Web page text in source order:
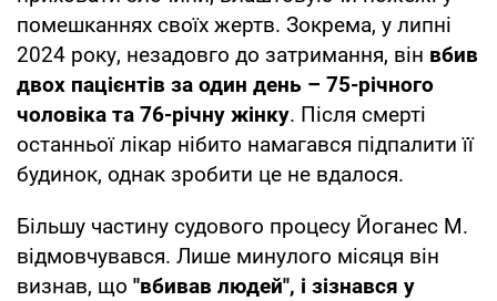
помешканнях своїх жертв. Зокрема, у липні
2024 року, незадовго до затримання, він вбив
двох пацієнтів за один день – 75-річного
чоловіка та 76-річну жінку. Після смерті
останньої лікар нібито намагався підпалити її
будинок, однак зробити це не вдалося.
Більшу частину судового процесу Йоганес М.
відмовчувався. Лише минулого місяця він
визнав, що "вбивав людей", і зізнався у